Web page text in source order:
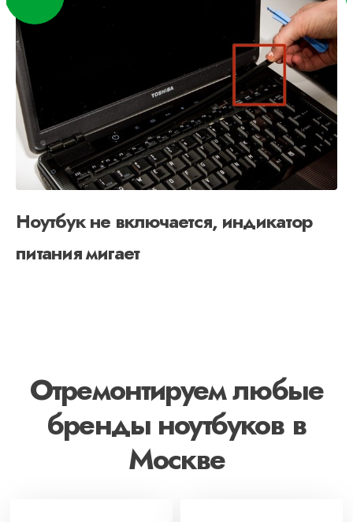
Ноутбук не включается, индикатор
питания мигает
Отремонтируем любые
бренды ноутбуков в
Москве